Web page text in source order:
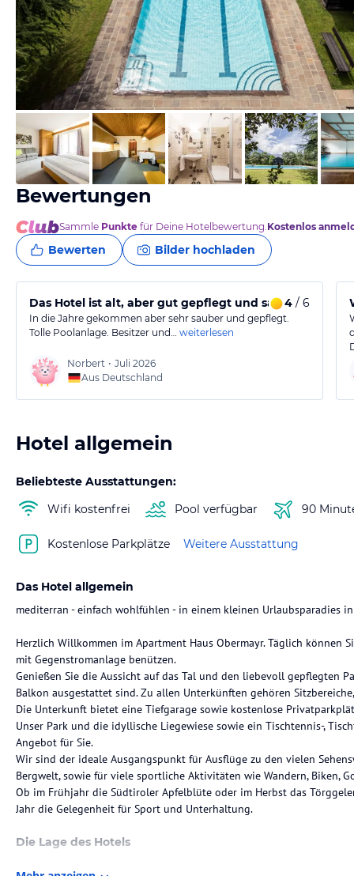
vom Hotelier, Juli 2017
Bewertungen
Sammle Punkte für Deine Hotelbewertung.Kostenlos
Bewerten Bilder hochladen
Das Hotel ist alt, aber gut gepflegt und sauber.
4 / 6
In die Jahre gekommen aber sehr sauber und gepflegt.
Tolle Poolanlage. Besitzer und… weiterlesen
Norbert • Juli 2026
Aus Deutschland
Hotel allgemein
Beliebteste Ausstattungen:
Wifi kostenfrei
Pool verfügbar 90
Kostenlose Parkplätze Weitere Ausstattung
Das Hotel allgemein
mediterran - einfach wohlfühlen - in einem kleinen Urlaubsparadies
Herzlich Willkommen im Apartment Haus Obermayr. Täglich können
mit Gegenstromanlage benützen.
Genießen Sie die Aussicht auf das Tal und den liebevoll gepflegten
Balkon ausgestattet sind. Zu allen Unterkünften gehören
Die Unterkunft bietet eine Tiefgarage sowie kostenlose
Unser Park und die idyllische Liegewiese sowie ein Tischtennis-,
Angebot für Sie.
Wir sind der ideale Ausgangspunkt für Ausflüge zu den vielen
Bergwelt, sowie für viele sportliche Aktivitäten wie Wandern, Biken,
Ob im Frühjahr die Südtiroler Apfelblüte oder im Herbst das
Jahr die Gelegenheit für Sport und Unterhaltung.
Die Lage des Hotels